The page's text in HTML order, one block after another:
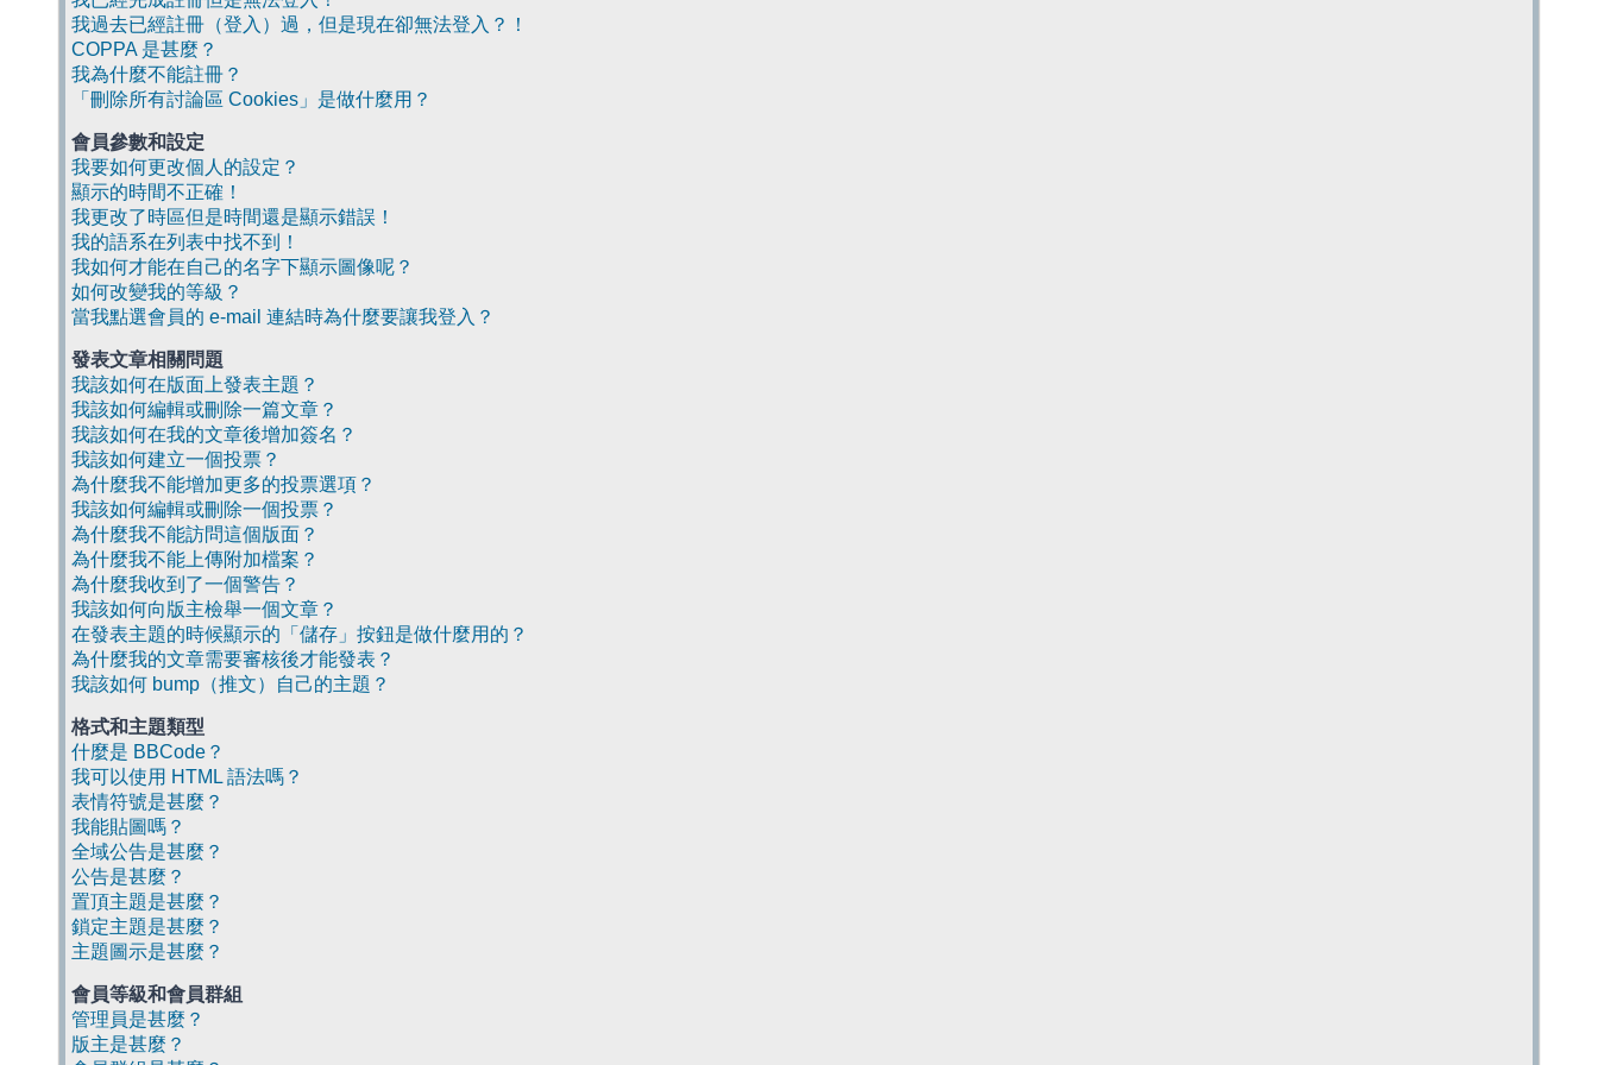
我過去已經註冊（登入）過，但是現在卻無法登入？！
COPPA 是甚麼？
我為什麼不能註冊？
「刪除所有討論區 Cookies」是做什麼用？
會員參數和設定
我要如何更改個人的設定？
顯示的時間不正確！
我更改了時區但是時間還是顯示錯誤！
我的語系在列表中找不到！
我如何才能在自己的名字下顯示圖像呢？
如何改變我的等級？
當我點選會員的 e-mail 連結時為什麼要讓我登入？
發表文章相關問題
我該如何在版面上發表主題？
我該如何編輯或刪除一篇文章？
我該如何在我的文章後增加簽名？
我該如何建立一個投票？
為什麼我不能增加更多的投票選項？
我該如何編輯或刪除一個投票？
為什麼我不能訪問這個版面？
為什麼我不能上傳附加檔案？
為什麼我收到了一個警告？
我該如何向版主檢舉一個文章？
在發表主題的時候顯示的「儲存」按鈕是做什麼用的？
為什麼我的文章需要審核後才能發表？
我該如何 bump（推文）自己的主題？
格式和主題類型
什麼是 BBCode？
我可以使用 HTML 語法嗎？
表情符號是甚麼？
我能貼圖嗎？
全域公告是甚麼？
公告是甚麼？
置頂主題是甚麼？
鎖定主題是甚麼？
主題圖示是甚麼？
會員等級和會員群組
管理員是甚麼？
版主是甚麼？